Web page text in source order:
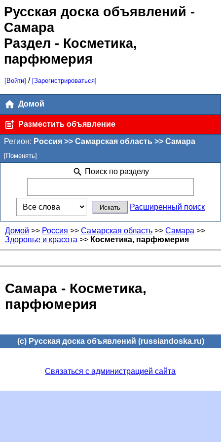
Русская доска объявлений -
Самара
Раздел - Косметика,
парфюмерия
[Войти] / [Зарегистрироваться]
Домой
Разместить объявление
Регион: Россия >> Самарская область >> Самара
[Поменять]
Поиск по разделу
Расширенный поиск
Домой >> Россия >> Самарская область >> Самара >>
Здоровье и красота >> Косметика, парфюмерия
Самара - Косметика,
парфюмерия
(c) Русская доска объявлений (russiandoska.ru)
Связаться с администрацией сайта